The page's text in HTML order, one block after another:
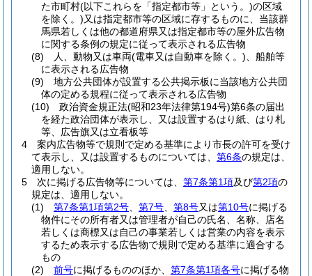
た市町村(以下これらを「指定都市等」という。)の区域
を除く。)又は指定都市等の区域に存するものに、当該群
馬県若しくは他の都道府県又は指定都市等の屋外広告物
に関する条例の規定に従って表示される広告物
(8)
人、動物又は車両(電車又は自動車を除く。) 、船舶等
に表示される広告物
(9)
地方公共団体が設置する公共掲示板に当該地方公共団
体の定める規程に従って表示される広告物
(10)
政治資金規正法(昭和23年法律第194号)第6条の届出
を経た政治団体が表示し、又は設置するはり紙、はり札
等、広告旗又は立看板等
4
案内広告物等で規則で定める基準により市長の許可を受け
て表示し、又は設置するものについては、 第6条の規定は、
適用しない。
5
次に掲げる広告物等については、 第7条第1項及び第2項の
規定は、適用しない。
(1)
第7条第1項第2号 第7号 第8号又は第10号に掲げる
物件にその所有者又は管理者が自己の氏名、名称、店名
若しくは商標又は自己の事業若しくは営業の内容を表示
するため表示する広告物で規則で定める基準に適合する
もの
(2)
前号に掲げるもののほか、 第7条第1項各号に掲げる物